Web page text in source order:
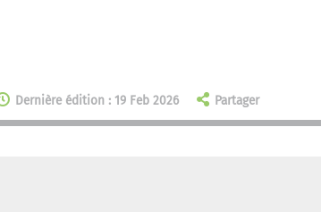
Dernière édition : 19 Feb 2026 Partager